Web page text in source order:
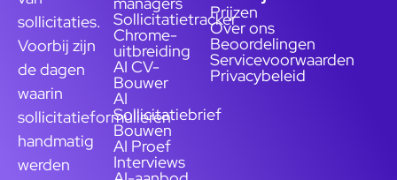
sollicitaties.
Voorbij zijn
de dagen
waarin
sollicitatieformulieren
handmatig
werden
Sollicitatietracker
Chrome-
uitbreiding
AI CV-
Bouwer
AI
Sollicitatiebrief
Bouwen
AI Proef
Interviews
Prijzen
Over ons
Beoordelingen
Servicevoorwaarden
Privacybeleid